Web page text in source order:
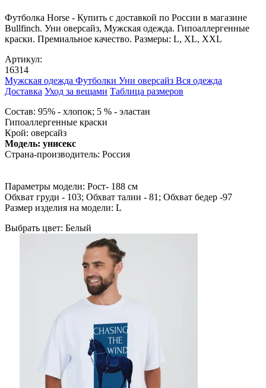
Футболка Horse - Купить с доставкой по России в магазине
Bullfinch. Уни оверсайз, Мужская одежда. Гипоаллергенные
краски. Премиальное качество. Размеры: L, XL, XXL
Артикул:
16314
Мужская одежда Футболки Уни оверсайз Вся одежда
Доставка Уход за вещами Таблица размеров
Cостав: 95% - хлопок; 5 % - эластан
Гипоаллергенные краски
Крой: оверсайз
Модель: унисекс
Страна-производитель: Россия
Параметры модели: Рост- 188 см
Обхват груди - 103; Обхват талии - 81; Обхват бедер -97
Размер изделия на модели: L
Выбрать цвет: Белый